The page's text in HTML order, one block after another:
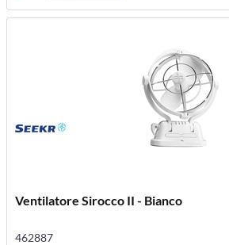
Ventilatore Sirocco II - Bianco
462887